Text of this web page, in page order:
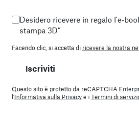
Desidero ricevere in regalo l'e-
stampa 3D”
Facendo clic, si accetta di ricevere la nostra
Iscriviti
Questo sito è protetto da reCAPTCHA
l'Informativa sulla Privacye iTermini di